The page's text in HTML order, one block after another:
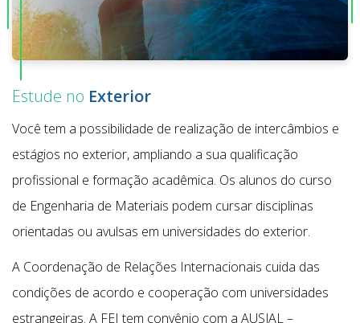
Estude no Exterior
Você tem a possibilidade de realização de intercâmbios e
estágios no exterior, ampliando a sua qualificação
profissional e formação acadêmica. Os alunos do curso
de Engenharia de Materiais podem cursar disciplinas
orientadas ou avulsas em universidades do exterior.
A Coordenação de Relações Internacionais cuida das
condições de acordo e cooperação com universidades
estrangeiras. A FEI tem convênio com a AUSJAL –